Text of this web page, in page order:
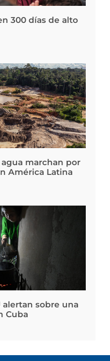
300 días de alto
marchan por
América Latina
alertan sobre una
Cuba